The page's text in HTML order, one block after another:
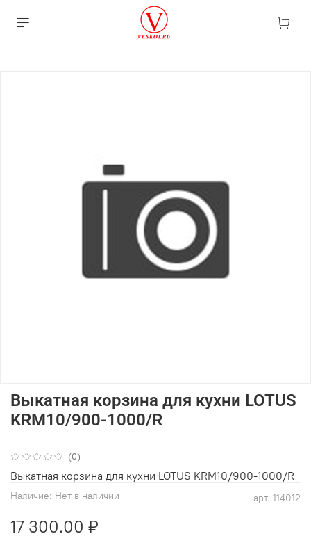
(0)
арт. 114012
Наличие: Нет в наличии
Выкатная корзина для кухни LOTUS
KRM10/900-1000/R
17 300.00 ₽
Выкатная корзина для кухни LOTUS KRM10/900-1000/R